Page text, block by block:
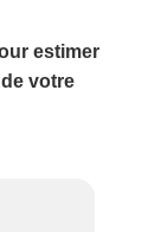
estimer
votre